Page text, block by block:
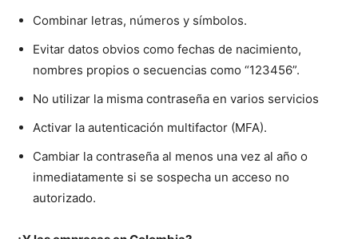
Combinar letras, números y símbolos.
Evitar datos obvios como fechas de nacimiento,
nombres propios o secuencias como “123456”.
No utilizar la misma contraseña en varios servicios
Activar la autenticación multifactor (MFA).
Cambiar la contraseña al menos una vez al año o
inmediatamente si se sospecha un acceso no
autorizado.